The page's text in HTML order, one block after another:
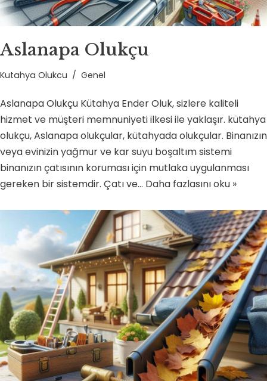
Aslanapa Olukçu
Kutahya Olukcu Genel
Aslanapa Olukçu Kütahya Ender Oluk, sizlere kaliteli
hizmet ve müşteri memnuniyeti ilkesi ile yaklaşır. kütahya
olukçu, Aslanapa olukçular, kütahyada olukçular. Binanızın
veya evinizin yağmur ve kar suyu boşaltım sistemi
binanızın çatısının koruması için mutlaka uygulanması
gereken bir sistemdir. Çatı ve… Daha fazlasını oku »